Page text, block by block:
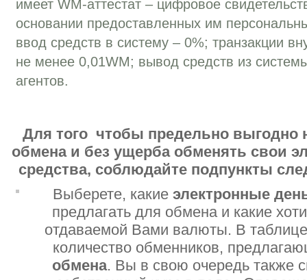
имеет WM-аттестат – цифровое
основании предоставленных им
ввод средств в систему – 0%; транзакции
не менее 0,01WM; вывод средств из
агентов.
Для того чтобы предельно выгодно
обмена и без ущерба обменять свои
средства, соблюдайте подпункты
Выберете, какие электронные
предлагать для обмена и какие
отдаваемой Вами валюты. В таблице
количество обменников,
обмена. Вы в свою очередь также